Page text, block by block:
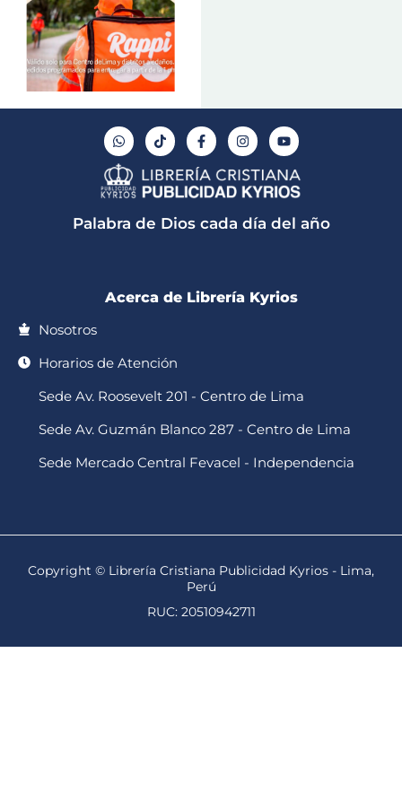
W
h
a
t
s
a
p
T
i
k
t
o
k
F
a
c
e
b
o
k
I
n
s
t
a
g
a
Y
o
u
t
u
b
Palabra de Dios cada día del año
Acerca de Librería Kyrios
Nosotros
Horarios de Atención
Sede Av. Roosevelt 201 - Centro de Lima
Sede Av. Guzmán Blanco 287 - Centro de Lima
Sede Mercado Central Fevacel - Independencia
Copyright © Librería Cristiana Publicidad Kyrios - Lima,
Perú
RUC: 20510942711